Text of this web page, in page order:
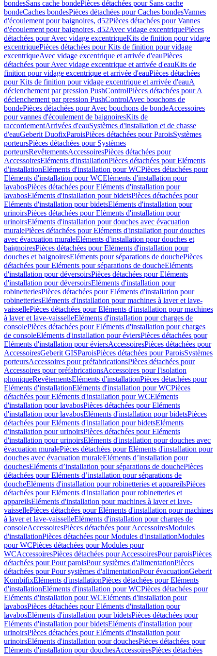
bondesSans cache bondePièces détachées pour Sans cache
bondeCaches bondesPièces détachées pour Caches bondesVannes
d'écoulement pour baignoires, d52Pièces détachées pour Vannes
d'écoulement pour baignoires, d52Avec vidage excentriquePièces
détachées pour Avec vidage excentriqueKits de finition pour vidage
excentriquePièces détachées pour Kits de finition pour vidage
excentriqueAvec vidage excentrique et arrivée d'eauPièces
détachées pour Avec vidage excentrique et arrivée d'eauKits de
finition pour vidage excentrique et arrivée d'eauPièces détachées
pour Kits de finition pour vidage excentrique et arrivée d'eauA
déclenchement par pression PushControlPièces détachées pour A
déclenchement par pression PushControlAvec bouchons de
bondePièces détachées pour Avec bouchons de bondeAccessoires
pour vannes d'écoulement de baignoiresKits de
raccordementArrivées d'eauSystèmes d'installation et de chasse
d'eauGeberit DuofixParoisPièces détachées pour ParoisSystèmes
porteursPièces détachées pour Systèmes
porteursRevêtementsAccessoiresPièces détachées pour
AccessoiresEléments d'installationPièces détachées pour Eléments
d'installationEléments d'installation pour WCPièces détachées pour
Eléments d'installation pour WCEléments d'installation pour
lavabosPièces détachées pour Eléments d'installation pour
lavabosEléments d'installation pour bidetsPièces détachées pour
Eléments d'installation pour bidetsEléments d'installation pour
urinoirsPièces détachées pour Eléments d'installation pour
urinoirsEléments d'installation pour douches avec évacuation
muralePièces détachées pour Eléments d'installation pour douches
avec évacuation muraleEléments d'installation pour douches et
baignoiresPièces détachées pour Eléments d'installation pour
douches et baignoiresEléments pour séparations de douchePièces
détachées pour Eléments pour séparations de doucheEléments
d'installation pour déversoirsPièces détachées pour Eléments
d'installation pour déversoirsEléments d'installation pour
robinetteriesPièces détachées pour Eléments d'installation pour
robinetteriesEléments d'installation pour machines à laver et lave-
vaissellePièces détachées pour Eléments d'installation pour machines
à laver et lave-vaisselleEléments d'installation pour charges de
consolePièces détachées pour Eléments d'installation pour charges
de consoleEléments d'installation pour éviersPièces détachées pour
Eléments d'installation pour éviersAccessoiresPièces détachées pour
AccessoiresGeberit GISParoisPièces détachées pour ParoisSystèmes
porteursAccessoires pour préfabricationsPièces détachées pour
Accessoires pour préfabricationsAccessoires pour l'isolation
phoniqueRevêtementsEléments d'installationPièces détachées pour
Eléments d'installationEléments d'installation pour WCPièces
détachées pour Eléments d'installation pour WCEléments
d'installation pour lavabosPièces détachées pour Eléments
d'installation pour lavabosEléments d'installation pour bidetsPièces
détachées pour Eléments d'installation pour bidetsEléments
d'installation pour urinoirsPièces détachées pour Eléments
d'installation pour urinoirsEléments d'installation pour douches avec
évacuation muralePièces détachées pour Eléments d'installation pour
douches avec évacuation muraleEléments d’installation pour
douchesEléments d’installation pour séparations de douchePièces
détachées pour Eléments d’installation pour séparations de
doucheEléments d'installation pour robinetteries et appareilsPièces
détachées pour Eléments d'installation pour robinetteries et
appareilsEléments d'installation pour machines à laver et lave-
vaissellePièces détachées pour Eléments d'installation pour machines
à laver et lave-vaisselleEléments d'installation pour charges de
consoleAccessoiresPièces détachées pour AccessoiresModules
d'installationPièces détachées pour Modules d'installationModules
pour WCPièces détachées pour Modules pour
WCAccessoiresPièces détachées pour AccessoiresPour paroisPièces
détachées pour Pour paroisPour systèmes d'alimentationPièces
détachées pour Pour systèmes d'alimentationPour évacuationGeberit
KombifixEléments d'installationPièces détachées pour Eléments
d'installationEléments d'installation pour WCPièces détachées pour
Eléments d'installation pour WCEléments d'installation pour
lavabosPièces détachées pour Eléments d'installation pour
lavabosEléments d'installation pour bidetsPièces détachées pour
Eléments d'installation pour bidetsEléments d'installation pour
urinoirsPièces détachées pour Eléments d'installation pour
urinoirsEléments d'installation pour douchesPièces détachées pour
Eléments d'installation pour douchesAccessoiresPièces détachées